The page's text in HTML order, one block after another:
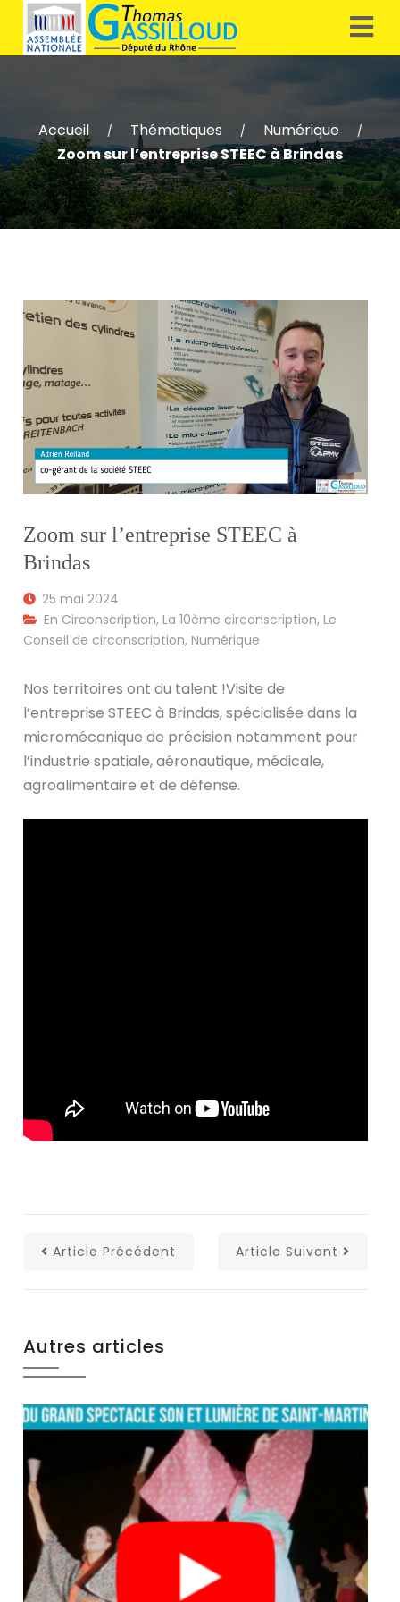
Accueil / Thématiques / Numérique /
Zoom sur l’entreprise STEEC à Brindas
Zoom sur l’entreprise STEEC à
Brindas
25 mai 2024
En Circonscription,La 10ème circonscription,Le
Conseil de circonscription,Numérique
Nos territoires ont du talent !Visite de
l’entreprise STEEC à Brindas, spécialisée dans la
micromécanique de précision notamment pour
l’industrie spatiale, aéronautique, médicale,
agroalimentaire et de défense.
Article Précédent Article Suivant
Autres articles